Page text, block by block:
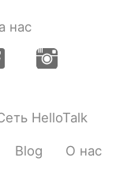
нас
HelloTalk
Blog О нас